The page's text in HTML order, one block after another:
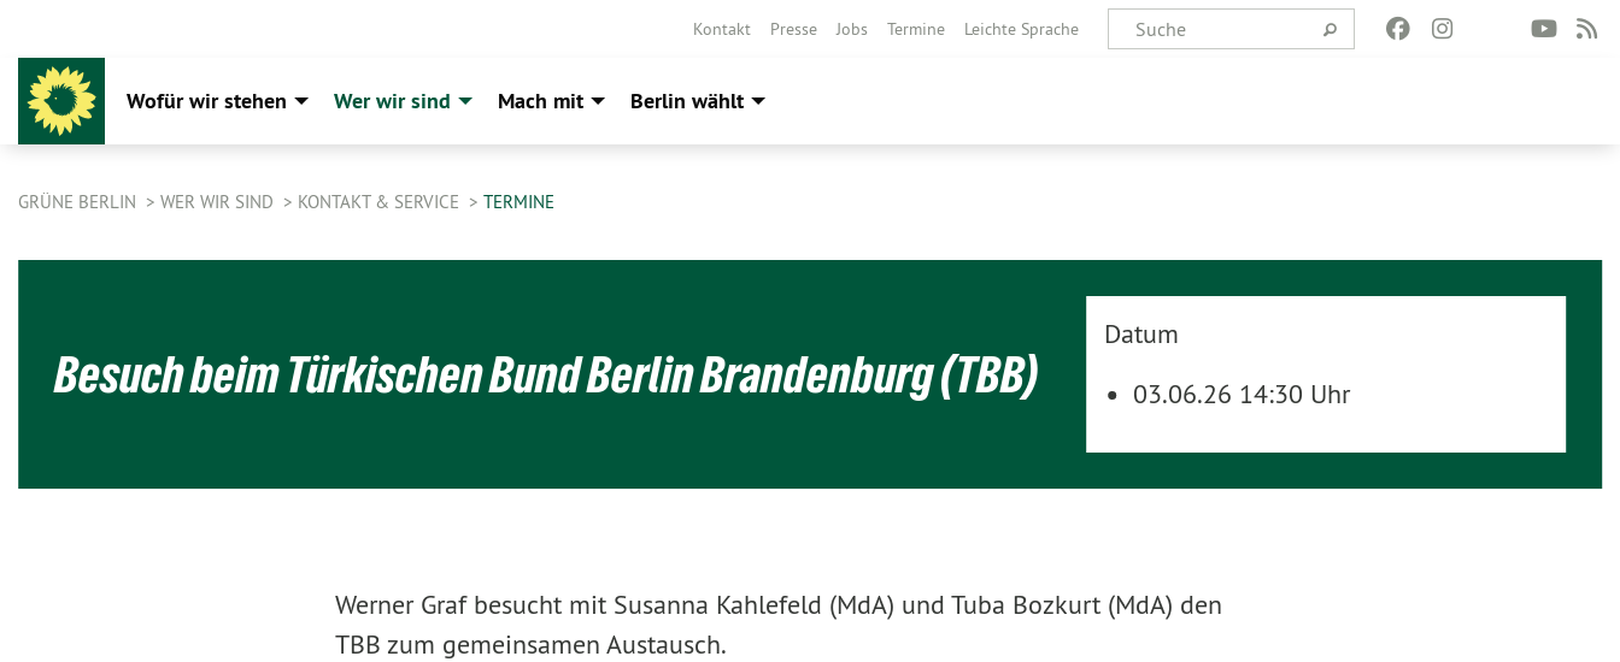
Kontakt Presse Jobs Termine Leichte Sprache
Wofür wir stehen Wer wir sind Mach mit Berlin wählt
GRÜNE BERLIN WER WIR SIND KONTAKT & SERVICE TERMINE
Besuch beim Türkischen Bund Berlin Brandenburg (TBB)
Datum
03.06.26 14:30 Uhr
Werner Graf besucht mit Susanna Kahlefeld (MdA) und Tuba Bozkurt (MdA) den
TBB zum gemeinsamen Austausch.